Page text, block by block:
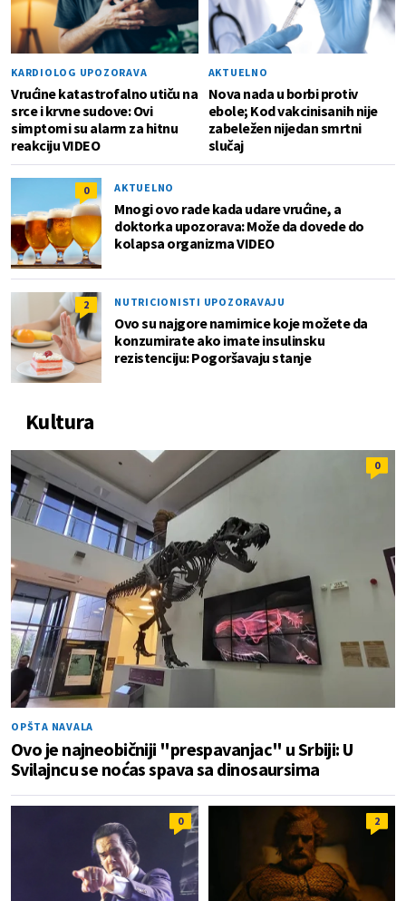
KARDIOLOG UPOZORAVA
Vrućine katastrofalno utiču na
srce i krvne sudove: Ovi
simptomi su alarm za hitnu
reakciju VIDEO
AKTUELNO
Nova nada u borbi protiv
ebole; Kod vakcinisanih nije
zabeležen nijedan smrtni
slučaj
0 AKTUELNO
Mnogi ovo rade kada udare vrućine, a
doktorka upozorava: Može da dovede do
kolapsa organizma VIDEO
2 NUTRICIONISTI UPOZORAVAJU
Ovo su najgore namirnice koje možete da
konzumirate ako imate insulinsku
rezistenciju: Pogoršavaju stanje
Kultura
0
OPŠTA NAVALA
Ovo je najneobičniji "prespavanjac" u Srbiji: U
Svilajncu se noćas spava sa dinosaursima
0 2